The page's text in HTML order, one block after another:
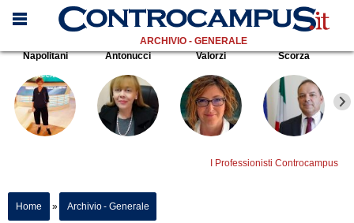
ARCHIVIO - GENERALE
Napolitani
Antonucci Valorzi Scorza
I Professionisti Controcampus
Home » Archivio - Generale